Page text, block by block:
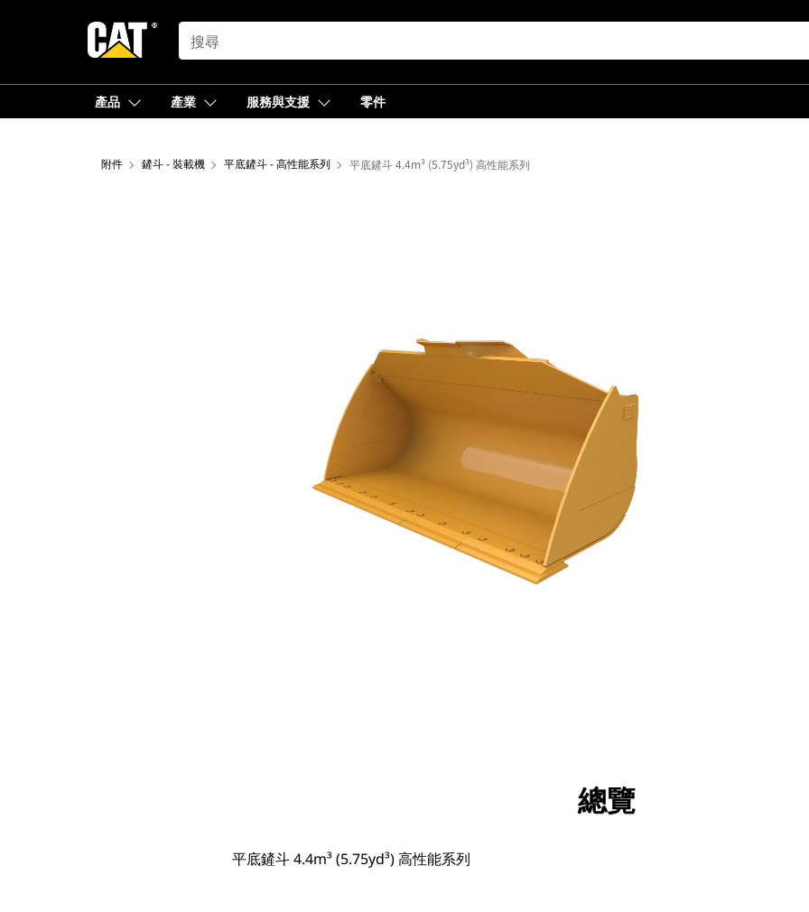
SEARCH
產品 產業 服務與支援 零件
附件 鏟斗 - 裝載機 平底鏟斗 - 高性能系列 平底鏟斗 4.4m³ (5.75yd³) 高性能系列
導覽總覽
平底鏟斗 4.4m³ (5.75yd³) 高性能系列